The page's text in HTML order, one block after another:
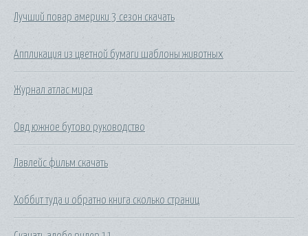
Лучший повар америки 3 сезон скачать
Аппликация из цветной бумаги шаблоны животных
Журнал атлас мира
Овд южное бутово руководство
Лавлейс фильм скачать
Хоббит туда и обратно книга сколько страниц